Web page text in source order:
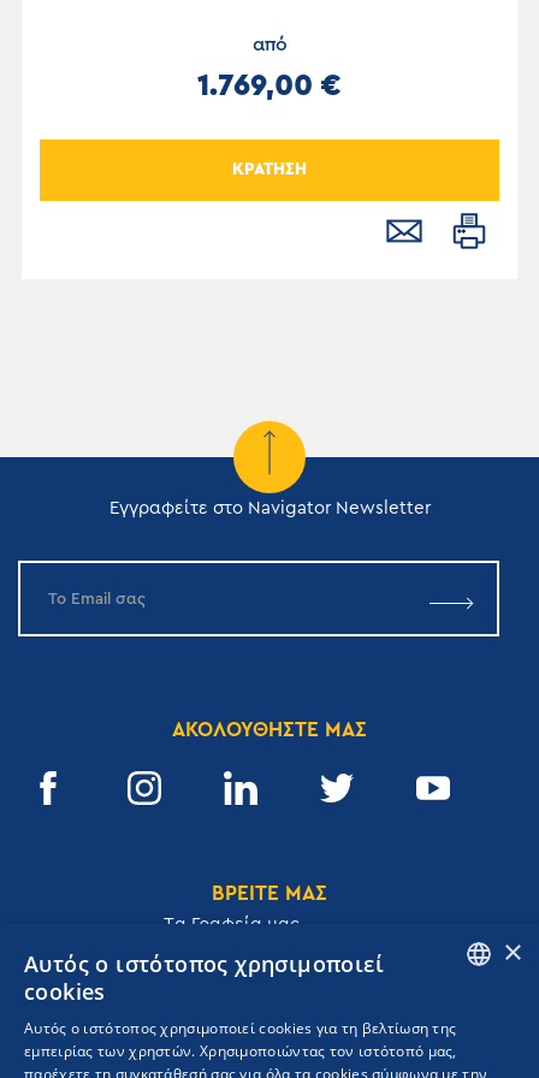
από
1.769,00 €
ΚΡΑΤΗΣΗ
Εγγραφείτε στο Navigator Newsletter
ΑΚΟΛΟΥΘΗΣΤΕ ΜΑΣ
ΒΡΕΙΤΕ ΜΑΣ
Tα Γραφεία μας
Ακαδημίας 32, 106 72, Αθήνα, Ελλάδα
T. +30 210 3609801 GREEK
×
Αυτός ο ιστότοπος χρησιμοποιεί
cookies
Αυτός ο ιστότοπος χρησιμοποιεί cookies για τη βελτίωση της
εμπειρίας των χρηστών. Χρησιμοποιώντας τον ιστότοπό μας,
παρέχετε τη συγκατάθεσή σας για όλα τα cookies σύμφωνα με την